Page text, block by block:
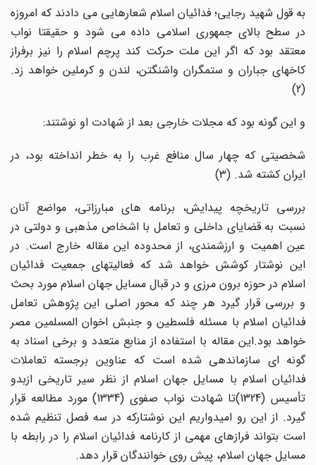
به قول شهید رجایی؛ فدائیان اسلام شعارهایی می دادند که امروزه
در سطح بالای جمهوری اسلامی داده می شود و حقیقتا نواب
معتقد بود که اگر این ملت حرکت کند پرچم اسلام را نیز برفراز
کاخهای جباران و ستمگران واشنگتن، لندن و کرملین خواهد زد.
و این گونه بود که مجلات خارجی بعد از شهادت او نوشتند:
شخصیتی که چهار سال منافع غرب را به خطر انداخته بود، در
ایران کشته شد. (3)
بررسی تاریخچه پیدایش، برنامه های مبارزاتی، مواضع آنان
نسبت به قضایای داخلی و تعامل با اشخاص مذهبی و دولتی در
عین اهمیت و ارزشمندی، از محدوده این مقاله خارج است. در
این نوشتار کوشش خواهد شد که فعالیتهای جمعیت فدائیان
اسلام در حوزه برون مرزی و در قبال مسایل جهان اسلام مورد بحث
و بررسی قرار گیرد هر چند که محور اصلی این پژوهش تعامل
فدائیان اسلام با مسئله فلسطین و جنبش اخوان المسلمین مصر
خواهد بود.این مقاله با استفاده از منابع متعدد و برخی اسناد به
گونه ای سازماندهی شده است که عناوین برجسته تعاملات
فدائیان اسلام با مسایل جهان اسلام از نظر سیر تاریخی ازبدو
تأسیس (1324)تا شهادت نواب صفوی (1334) مورد مطالعه قرار
گیرد. از این رو امیدواریم این نوشتارکه در سه فصل تنظیم شده
است بتواند فرازهای مهمی از کارنامه فدائیان اسلام را در رابطه با
مسایل جهان اسلام، پیش روی خوانندگان قرار دهد.